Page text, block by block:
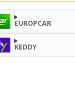
EUROPCAR
KEDDY